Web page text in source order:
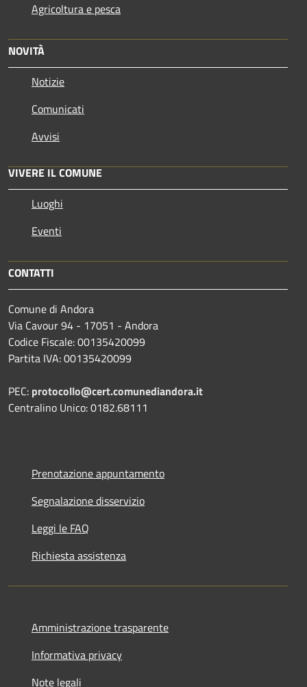
Agricoltura e pesca
NOVITÀ
Notizie
Comunicati
Avvisi
VIVERE IL COMUNE
Luoghi
Eventi
CONTATTI
Comune di Andora
Via Cavour 94 - 17051 - Andora
Codice Fiscale: 00135420099
Partita IVA: 00135420099
PEC: protocollo@cert.comunediandora.it
Centralino Unico: 0182.68111
Prenotazione appuntamento
Segnalazione disservizio
Leggi le FAQ
Richiesta assistenza
Amministrazione trasparente
Informativa privacy
Note legali